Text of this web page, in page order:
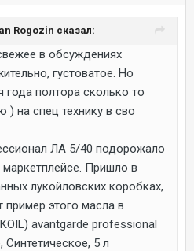
Rogozin сказал:
в обсуждениях
густоватое. Но
полтора сколько то
) на спец технику в сво
ЛА 5/40 подорожало
Пришло в
лукойловских коробках,
пример этого масла в
avantgarde professional
5 л